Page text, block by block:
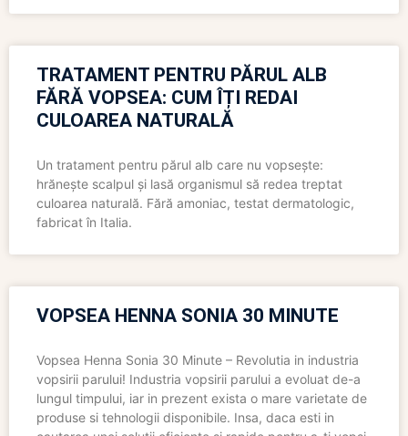
TRATAMENT PENTRU PĂRUL ALB
FĂRĂ VOPSEA: CUM ÎȚI REDAI
CULOAREA NATURALĂ
Un tratament pentru părul alb care nu vopsește:
hrănește scalpul și lasă organismul să redea treptat
culoarea naturală. Fără amoniac, testat dermatologic,
fabricat în Italia.
VOPSEA HENNA SONIA 30 MINUTE
Vopsea Henna Sonia 30 Minute – Revolutia in industria
vopsirii parului! Industria vopsirii parului a evoluat de-a
lungul timpului, iar in prezent exista o mare varietate de
produse si tehnologii disponibile. Insa, daca esti in